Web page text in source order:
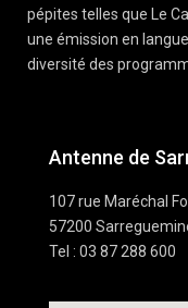
pépites telles que Le
une émission en
diversité des
Antenne de
107 rue Maréchal
57200
Tel : 03 87 288 600